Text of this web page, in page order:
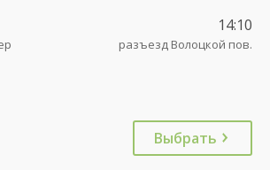
14:10
разъезд Волоцкой пов.
Выбрать